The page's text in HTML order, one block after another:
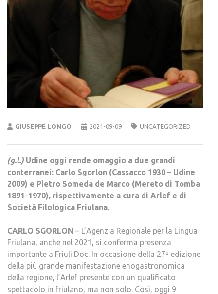
GIUSEPPE LONGO 2021-09-09 UNCATEGORIZED
(g.l.) Udine oggi rende omaggio a due grandi
conterranei: Carlo Sgorlon (Cassacco 1930 – Udine
2009) e Pietro Someda de Marco (Mereto di Tomba
1891-1970), rispettivamente a cura di Arlef e di
Società Filologica Friulana.
CARLO SGORLON – L’Agenzia Regionale per la Lingua
Friulana, anche nel 2021, si conferma presenza
importante a Friuli Doc. In occasione della 27ª edizione
della più grande manifestazione enogastronomica
della regione, l’Arlef presente con un qualificato
spettacolo in friulano, ma non solo. Così, oggi 9